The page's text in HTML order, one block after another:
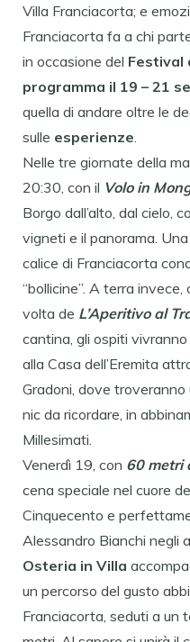
Villa Franciacorta; e
Franciacorta fa a chi
in occasione del Festival
programma il 19 – 21
quella di andare oltre le
sulle esperienze
Nelle tre giornate della
20:30, con il Volo in
Borgo dall’alto, dal cielo,
vigneti e il panorama.
calice di Franciacorta
“bollicine”. A terra
volta de L’Aperitivo al
cantina, gli ospiti vivranno
alla Casa dell’Eremita
Gradoni, dove
nic da ricordare, in
Millesimati.
Venerdì 19, con 60 metri
cena speciale nel cuore
Cinquecento e
Alessandro Bianchi negli
Osteria in Villa
un percorso del gusto
Franciacorta, seduti a un